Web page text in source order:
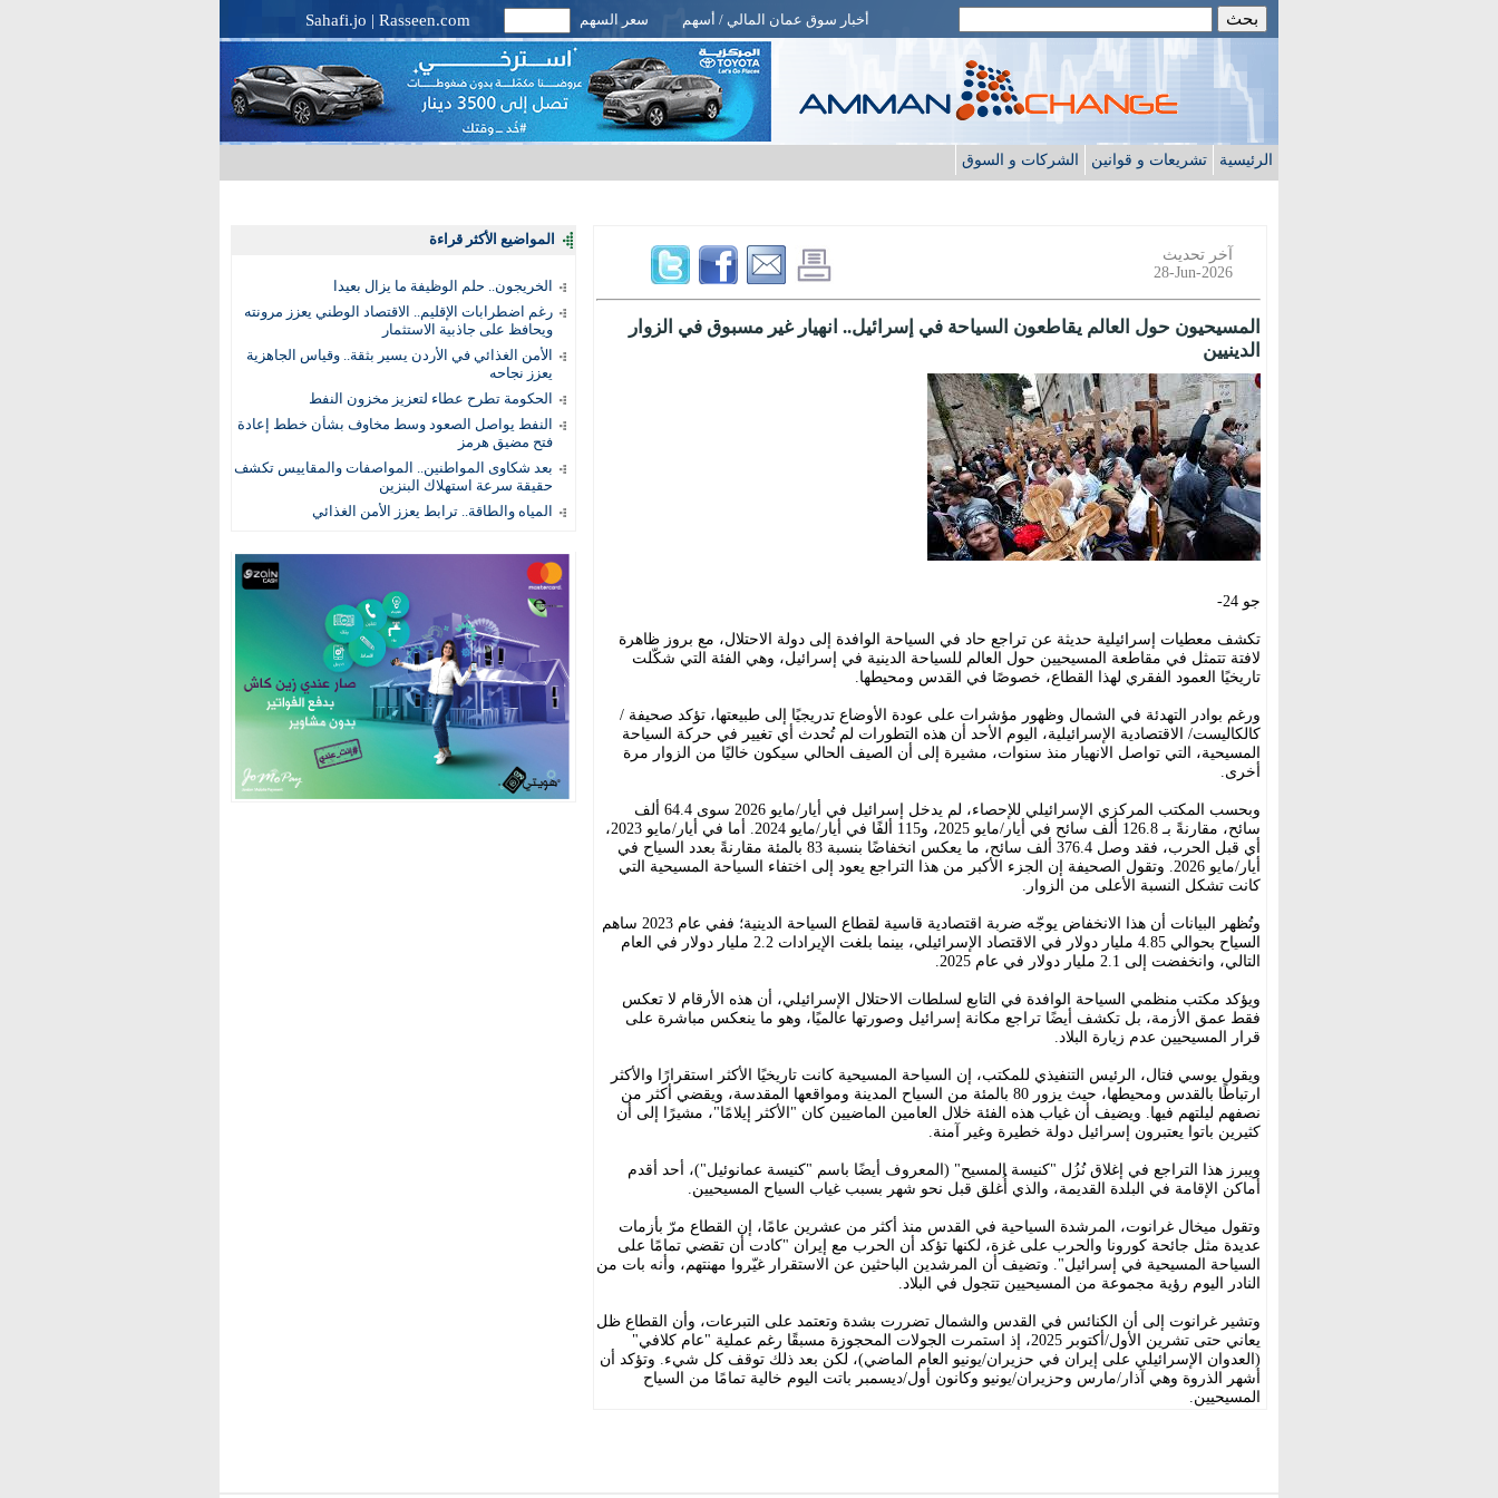
أخبار سوق عمان المالي / أسهم سعر السهم Sahafi.jo | Rasseen.com
الرئيسية تشريعات و قوانين الشركات و السوق
المواضيع الأكثر قراءة
الخريجون.. حلم الوظيفة ما يزال بعيدا
رغم اضطرابات الإقليم.. الاقتصاد الوطني يعزز مرونته
ويحافظ على جاذبية الاستثمار
الأمن الغذائي في الأردن يسير بثقة.. وقياس الجاهزية
يعزز نجاحه
الحكومة تطرح عطاء لتعزيز مخزون النفط
النفط يواصل الصعود وسط مخاوف بشأن خطط إعادة
فتح مضيق هرمز
بعد شكاوى المواطنين.. المواصفات والمقاييس تكشف
حقيقة سرعة استهلاك البنزين
المياه والطاقة.. ترابط يعزز الأمن الغذائي
آخر تحديث
28-Jun-2026
المسيحيون حول العالم يقاطعون السياحة في إسرائيل.. انهيار غير مسبوق في الزوار
الدينيين
جو 24-
تكشف معطيات إسرائيلية حديثة عن تراجع حاد في السياحة الوافدة إلى دولة الاحتلال، مع بروز ظاهرة
لافتة تتمثل في مقاطعة المسيحيين حول العالم للسياحة الدينية في إسرائيل، وهي الفئة التي شكّلت
تاريخيًا العمود الفقري لهذا القطاع، خصوصًا في القدس ومحيطها.
ورغم بوادر التهدئة في الشمال وظهور مؤشرات على عودة الأوضاع تدريجيًا إلى طبيعتها، تؤكد صحيفة /
كالكاليست/ الاقتصادية الإسرائيلية، اليوم الأحد أن هذه التطورات لم تُحدث أي تغيير في حركة السياحة
المسيحية، التي تواصل الانهيار منذ سنوات، مشيرة إلى أن الصيف الحالي سيكون خاليًا من الزوار مرة
أخرى.
وبحسب المكتب المركزي الإسرائيلي للإحصاء، لم يدخل إسرائيل في أيار/مايو 2026 سوى 64.4 ألف
سائح، مقارنةً بـ 126.8 ألف سائح في أيار/مايو 2025، و115 ألفًا في أيار/مايو 2024. أما في أيار/مايو 2023،
أي قبل الحرب، فقد وصل 376.4 ألف سائح، ما يعكس انخفاضًا بنسبة 83 بالمئة مقارنةً بعدد السياح في
أيار/مايو 2026. وتقول الصحيفة إن الجزء الأكبر من هذا التراجع يعود إلى اختفاء السياحة المسيحية التي
كانت تشكل النسبة الأعلى من الزوار.
وتُظهر البيانات أن هذا الانخفاض يوجّه ضربة اقتصادية قاسية لقطاع السياحة الدينية؛ ففي عام 2023 ساهم
السياح بحوالي 4.85 مليار دولار في الاقتصاد الإسرائيلي، بينما بلغت الإيرادات 2.2 مليار دولار في العام
التالي، وانخفضت إلى 2.1 مليار دولار في عام 2025.
ويؤكد مكتب منظمي السياحة الوافدة في التابع لسلطات الاحتلال الإسرائيلي، أن هذه الأرقام لا تعكس
فقط عمق الأزمة، بل تكشف أيضًا تراجع مكانة إسرائيل وصورتها عالميًا، وهو ما ينعكس مباشرة على
قرار المسيحيين عدم زيارة البلاد.
ويقول يوسي فتال، الرئيس التنفيذي للمكتب، إن السياحة المسيحية كانت تاريخيًا الأكثر استقرارًا والأكثر
ارتباطًا بالقدس ومحيطها، حيث يزور 80 بالمئة من السياح المدينة ومواقعها المقدسة، ويقضي أكثر من
نصفهم ليلتهم فيها. ويضيف أن غياب هذه الفئة خلال العامين الماضيين كان "الأكثر إيلامًا"، مشيرًا إلى أن
كثيرين باتوا يعتبرون إسرائيل دولة خطيرة وغير آمنة.
ويبرز هذا التراجع في إغلاق نُزُل "كنيسة المسيح" (المعروف أيضًا باسم "كنيسة عمانوئيل")، أحد أقدم
أماكن الإقامة في البلدة القديمة، والذي أُغلق قبل نحو شهر بسبب غياب السياح المسيحيين.
وتقول ميخال غرانوت، المرشدة السياحية في القدس منذ أكثر من عشرين عامًا، إن القطاع مرّ بأزمات
عديدة مثل جائحة كورونا والحرب على غزة، لكنها تؤكد أن الحرب مع إيران "كادت أن تقضي تمامًا على
السياحة المسيحية في إسرائيل". وتضيف أن المرشدين الباحثين عن الاستقرار غيّروا مهنتهم، وأنه بات من
النادر اليوم رؤية مجموعة من المسيحيين تتجول في البلاد.
وتشير غرانوت إلى أن الكنائس في القدس والشمال تضررت بشدة وتعتمد على التبرعات، وأن القطاع ظل
يعاني حتى تشرين الأول/أكتوبر 2025، إذ استمرت الجولات المحجوزة مسبقًا رغم عملية "عام كلافي"
(العدوان الإسرائيلي على إيران في حزيران/يونيو العام الماضي)، لكن بعد ذلك توقف كل شيء. وتؤكد أن
أشهر الذروة وهي آذار/مارس وحزيران/يونيو وكانون أول/ديسمبر باتت اليوم خالية تمامًا من السياح
المسيحيين.